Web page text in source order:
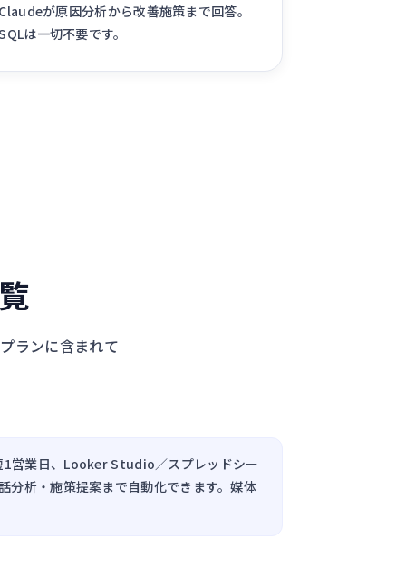
が原因分析から改善施策まで回答。
は一切不要です。
ランに含まれて
1営業日、Looker Studio／スプレッドシー
分析・施策提案まで自動化できます。媒体